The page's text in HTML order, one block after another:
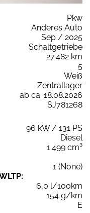
Pkw
Anderes Auto
Sep / 2025
Schaltgetriebe
27.482 km
5
Weiß
Zentrallager
ab ca. 18.08.2026
SJ781268
96 kW / 131 PS
Diesel
1.499 cm³
1 (None)
6,0 l/100km
154 g/km
E